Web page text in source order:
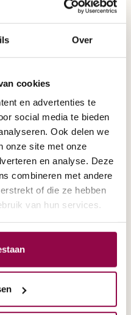
Over
cookies
en advertenties te
social media te bieden
Ook delen we
onze site met onze
en analyse. Deze
combineren met andere
of die ze hebben
van hun services.